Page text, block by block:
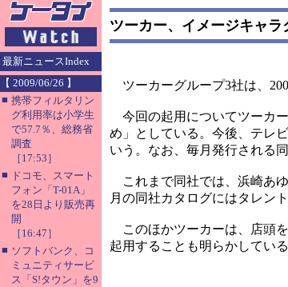
最新ニュースIndex
【 2009/06/26 】
■ 携帯フィルタリン
グ利用率は小学生
で57.7％、総務省
調査
［17:53］
■ ドコモ、スマート
フォン「T-01A」
を28日より販売再
開
［16:47］
■ ソフトバンク、コ
ミュニティサービ
ス「S!タウン」を9
ツーカー、イメージキャラ
ツーカーグループ3社は、
今回の起用についてツーカ
め」としている。今後、テレ
いう。なお、毎月発行される
これまで同社では、浜崎あ
月の同社カタログにはタレン
このほかツーカーは、店頭
起用することも明らかしている